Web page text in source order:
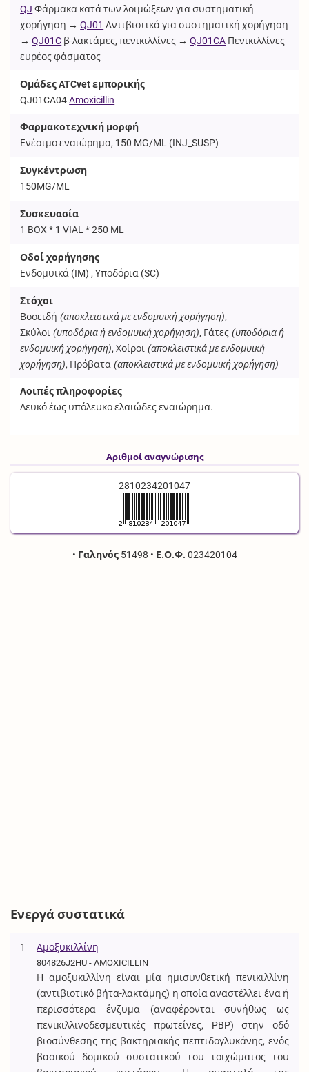
QJ Φάρμακα κατά των λοιμώξεων για συστηματική
χορήγηση →QJ01 Αντιβιοτικά για συστηματική χορήγηση
→QJ01C β-λακτάμες, πενικιλλίνες →QJ01CA Πενικιλλίνες
ευρέος φάσματος
Ομάδες ATCvet εμπορικής
QJ01CA04Amoxicillin
Φαρμακοτεχνική μορφή
Ενέσιμο εναιώρημα, 150 MG/ML (INJ_SUSP)
Συγκέντρωση
150MG/ML
Συσκευασία
1 BOX * 1 VIAL * 250 ML
Οδοί χορήγησης
Ενδομυϊκά (IM) , Υποδόρια (SC)
Στόχοι
Βοοειδή (αποκλειστικά με ενδομυική χορήγηση),
Σκύλοι (υποδόρια ή ενδομυική χορήγηση), Γάτες (υποδόρια ή
ενδομυική χορήγηση), Χοίροι (αποκλειστικά με ενδομυική
χορήγηση), Πρόβατα (αποκλειστικά με ενδομυική χορήγηση)
Λοιπές πληροφορίες
Λευκό έως υπόλευκο ελαιώδες εναιώρημα.
Αριθμοί αναγνώρισης
2810234201047
• Γαληνός51498 • Ε.Ο.Φ. 023420104
Ενεργά συστατικά
1 Αμοξυκιλλίνη
804826J2HU - AMOXICILLIN
Η αμοξυκιλλίνη είναι μία ημισυνθετική πενικιλλίνη
(αντιβιοτικό βήτα-λακτάμης) η οποία αναστέλλει ένα ή
περισσότερα ένζυμα (αναφέρονται συνήθως ως
πενικιλλινοδεσμευτικές πρωτεΐνες, PBP) στην οδό
βιοσύνθεσης της βακτηριακής πεπτιδογλυκάνης, ενός
βασικού δομικού συστατικού του τοιχώματος του